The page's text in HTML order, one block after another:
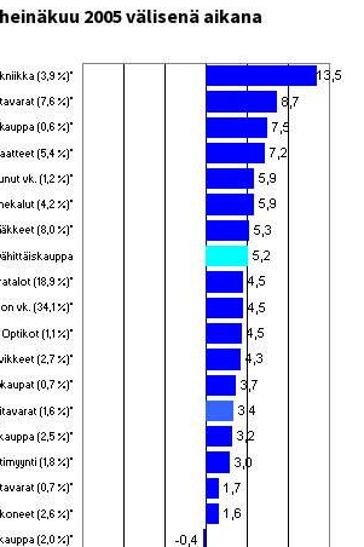
2005 välisenä aikana